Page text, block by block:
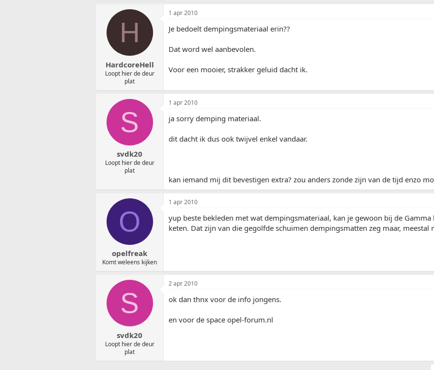
H
HardcoreHell
Loopt hier de deur
plat
1 apr 2010
Je bedoelt dempingsmateriaal erin??
Dat word wel aanbevolen.
Voor een mooier, strakker geluid dacht ik.
S
svdk20
Loopt hier de deur
plat
1 apr 2010
ja sorry demping materiaal.
dit dacht ik dus ook twijvel enkel vandaar.
kan iemand mij dit bevestigen extra? zou anders zonde zijn van de tijd enzo
O
opelfreak
Komt weleens kijken
1 apr 2010
yup beste bekleden met wat dempingsmateriaal, kan je gewoon bij de
keten. Dat zijn van die gegolfde schuimen dempingsmatten zeg maar, meestal
S
svdk20
Loopt hier de deur
plat
2 apr 2010
ok dan thnx voor de info jongens.
en voor de space opel-forum.nl